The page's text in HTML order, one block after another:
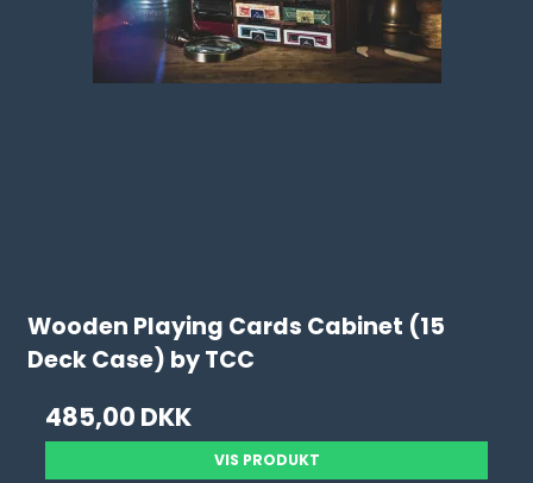
Wooden Playing Cards Cabinet (15
Deck Case) by TCC
485,00 DKK
VIS PRODUKT